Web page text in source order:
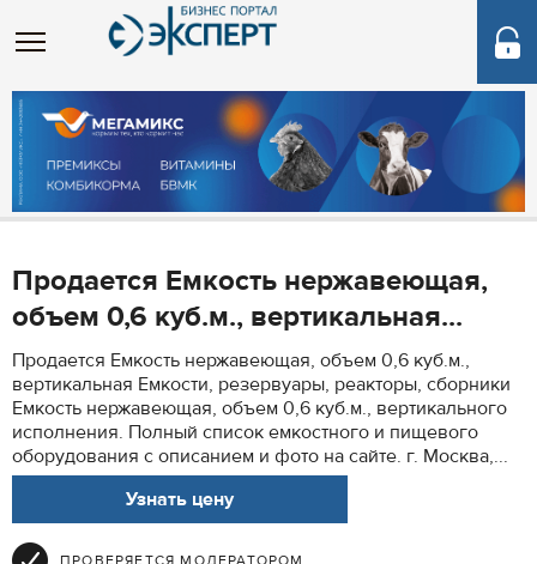
Продается Емкость нержавеющая,
объем 0,6 куб.м., вертикальная...
Продается Емкость нержавеющая, объем 0,6 куб.м.,
вертикальная Емкости, резервуары, реакторы, сборники
Емкость нержавеющая, объем 0,6 куб.м., вертикального
исполнения. Полный список емкостного и пищевого
оборудования с описанием и фото на сайте. г. Москва,...
Узнать цену